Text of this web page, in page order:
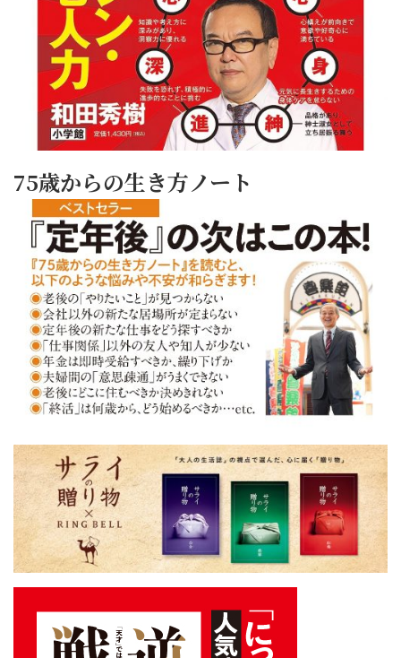
75歳からの生き方ノート